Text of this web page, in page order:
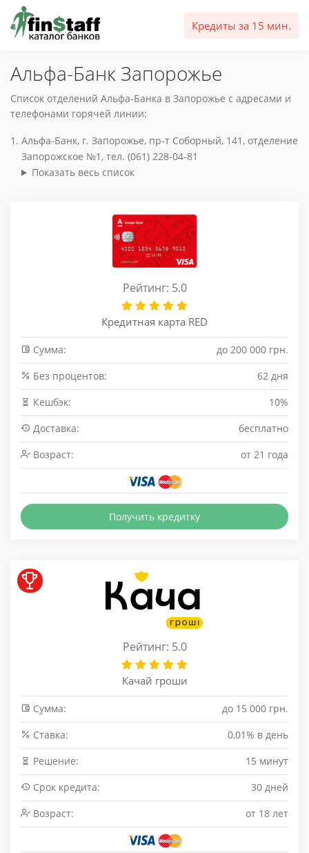
Кредиты за 15 мин.
Альфа-Банк Запорожье
Список отделений Альфа-Банка в Запорожье с адресами и
телефонами горячей линии:
Альфа-Банк, г. Запорожье, пр-т Соборный, 141, отделение
Запорожское №1, тел. (061) 228-04-81
Показать весь список
Рейтинг: 5.0
Кредитная карта RED
Сумма:
до 200 000 грн.
Без процентов:
62 дня
Кешбэк:
10%
Доставка:
бесплатно
Возраст:
от 21 года
Получить кредитку
Рейтинг: 5.0
Качай гроши
Сумма:
до 15 000 грн.
Cтавка:
0,01% в день
Решение:
15 минут
Срок кредита:
30 дней
Возраст:
от 18 лет